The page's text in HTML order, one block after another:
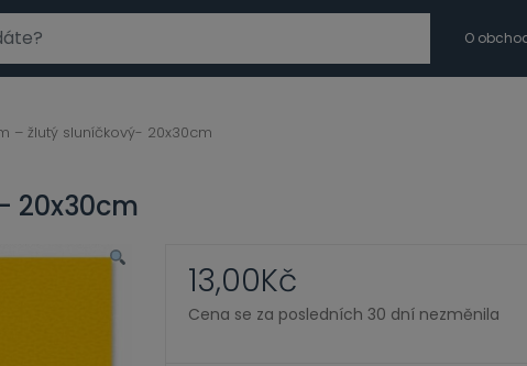
O
– žlutý sluníčkový- 20x30cm
20x30cm
13,00Kč
Cena se za posledních 30 dní nezměnila
modal-check